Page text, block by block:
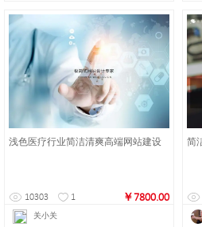
浅色医疗行业简洁清爽高端网站建设
10303 1 ￥7800.00
关小关